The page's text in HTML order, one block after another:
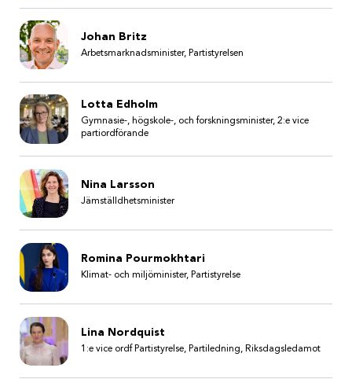
Johan Britz
Arbetsmarknadsminister, Partistyrelsen
Lotta Edholm
Gymnasie-, högskole-, och forskningsminister, 2:e vice
partiordförande
Nina Larsson
Jämställdhetsminister
Romina Pourmokhtari
Klimat- och miljöminister, Partistyrelse
Lina Nordquist
1:e vice ordf Partistyrelse, Partiledning, Riksdagsledamot